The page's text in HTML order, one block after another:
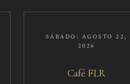
SÁBADO: AGOSTO 22,
2026​
Café FLR​​